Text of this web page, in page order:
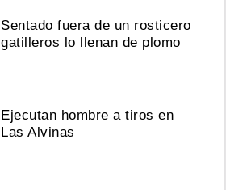
Sentado fuera de un rosticero
gatilleros lo llenan de plomo
Ejecutan hombre a tiros en
Las Alvinas